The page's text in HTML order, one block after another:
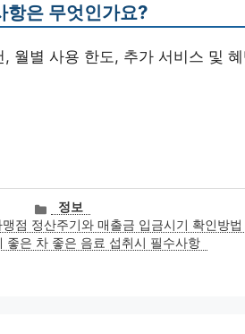
항은 무엇인가요?
월별 사용 한도, 추가 서비스 및
카
테
고
정보
점 정산주기와 매출금 입금시기 확인방법
좋은 차 좋은 음료 섭취시 필수사항